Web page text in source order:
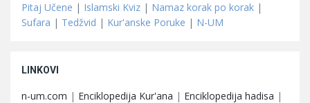
Pitaj Učene | Islamski Kviz | Namaz korak po korak |
Sufara | Tedžvid | Kur'anske Poruke | N-UM
LINKOVI
n-um.com | Enciklopedija Kur'ana | Enciklopedija hadisa |